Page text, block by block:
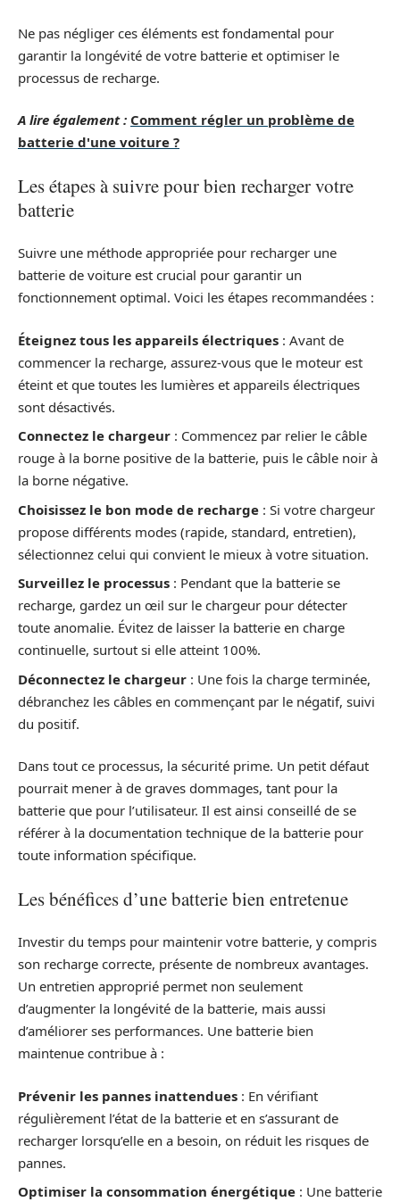
Ne pas négliger ces éléments est fondamental pour
garantir la longévité de votre batterie et optimiser le
processus de recharge.
A lire également : Comment régler un problème de
batterie d'une voiture ?
Les étapes à suivre pour bien recharger votre
batterie
Suivre une méthode appropriée pour recharger une
batterie de voiture est crucial pour garantir un
fonctionnement optimal. Voici les étapes recommandées :
Éteignez tous les appareils électriques : Avant de
commencer la recharge, assurez-vous que le moteur est
éteint et que toutes les lumières et appareils électriques
sont désactivés.
Connectez le chargeur : Commencez par relier le câble
rouge à la borne positive de la batterie, puis le câble noir à
la borne négative.
Choisissez le bon mode de recharge : Si votre chargeur
propose différents modes (rapide, standard, entretien),
sélectionnez celui qui convient le mieux à votre situation.
Surveillez le processus : Pendant que la batterie se
recharge, gardez un œil sur le chargeur pour détecter
toute anomalie. Évitez de laisser la batterie en charge
continuelle, surtout si elle atteint 100%.
Déconnectez le chargeur : Une fois la charge terminée,
débranchez les câbles en commençant par le négatif, suivi
du positif.
Dans tout ce processus, la sécurité prime. Un petit défaut
pourrait mener à de graves dommages, tant pour la
batterie que pour l’utilisateur. Il est ainsi conseillé de se
référer à la documentation technique de la batterie pour
toute information spécifique.
Les bénéfices d’une batterie bien entretenue
Investir du temps pour maintenir votre batterie, y compris
son recharge correcte, présente de nombreux avantages.
Un entretien approprié permet non seulement
d’augmenter la longévité de la batterie, mais aussi
d’améliorer ses performances. Une batterie bien
maintenue contribue à :
Prévenir les pannes inattendues : En vérifiant
régulièrement l’état de la batterie et en s’assurant de
recharger lorsqu’elle en a besoin, on réduit les risques de
pannes.
Optimiser la consommation énergétique : Une batterie